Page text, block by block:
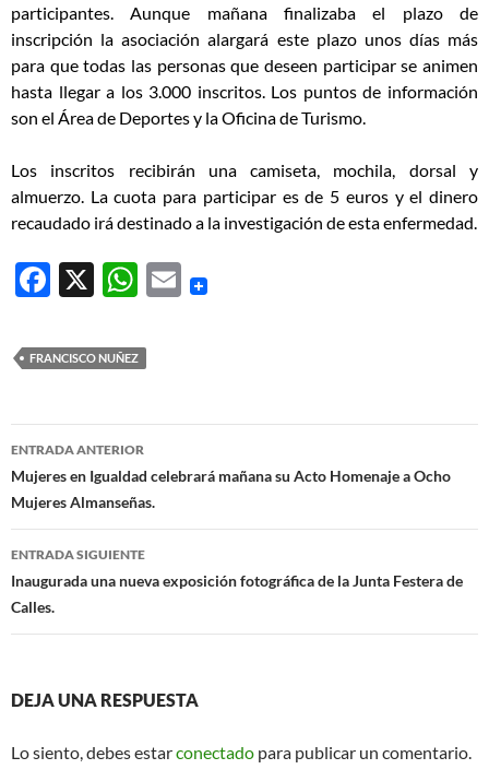
participantes. Aunque mañana finalizaba el plazo de
inscripción la asociación alargará este plazo unos días más
para que todas las personas que deseen participar se animen
hasta llegar a los 3.000 inscritos. Los puntos de información
son el Área de Deportes y la Oficina de Turismo.
Los inscritos recibirán una camiseta, mochila, dorsal y
almuerzo. La cuota para participar es de 5 euros y el dinero
recaudado irá destinado a la investigación de esta enfermedad.
F
e
b
o
o
k
X
W
at
s
A
p
p
E
FRANCISCO NUÑEZ
Navegación
de
entradas
ENTRADA ANTERIOR
Mujeres en Igualdad celebrará mañana su Acto Homenaje a Ocho
Mujeres Almanseñas.
ENTRADA SIGUIENTE
Inaugurada una nueva exposición fotográfica de la Junta Festera de
Calles.
DEJA UNA RESPUESTA
Lo siento, debes estarconectado para publicar un comentario.